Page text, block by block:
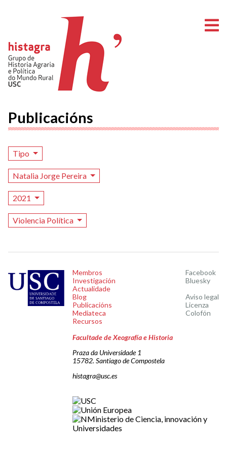
Publicacións
Tipo
Natalia Jorge Pereira
2021
Violencia Política
Membros
Investigación
Actualidade
Blog
Publicacións
Mediateca
Recursos
Facebook
Bluesky
Aviso legal
Licenza
Colofón
Facultade de Xeografía e Historia
Praza da Universidade 1
15782. Santiago de Compostela
histagra@usc.es